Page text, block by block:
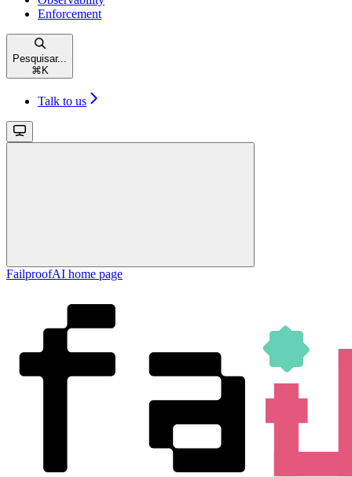
Enforcement
Pesquisar...
⌘ K
Talk to us
FailproofAI home page